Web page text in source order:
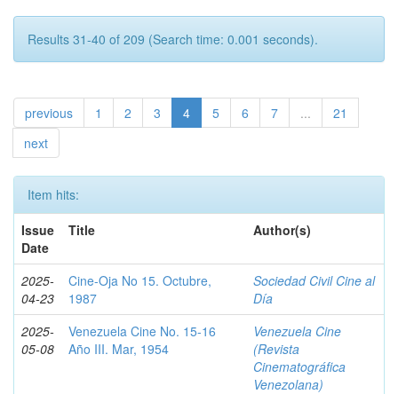
Results 31-40 of 209 (Search time: 0.001 seconds).
previous 1 2 3 4 5 6 7 ...
21
next
Item hits:
Issue
Date
Title Author(s)
2025-
04-23
Cine-Oja No 15. Octubre,
1987
Sociedad Civil Cine al
Día
2025-
05-08
Venezuela Cine No. 15-16
Año III. Mar, 1954
Venezuela Cine
(Revista
Cinematográfica
Venezolana)